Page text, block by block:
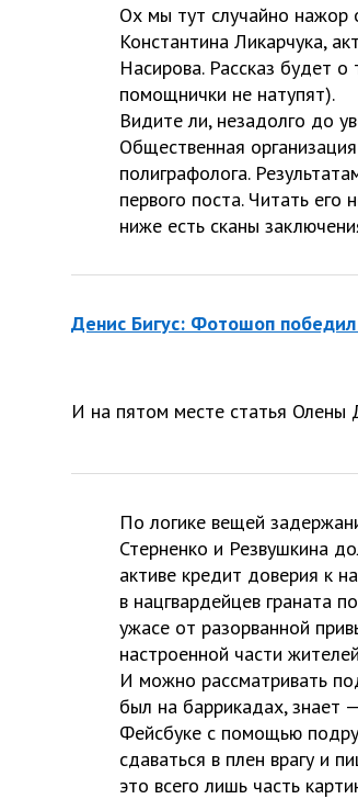
Ох мы тут случайно нажор
Константина Ликарчука,
Насирова. Рассказ будет
помощнички не натупят).
Видите ли, незадолго до
Общественная
полиграфолога.
первого поста. Читать
ниже есть сканы
Денис Бигус: Фотошоп
И на пятом месте статья Олены
По логике вещей
Стерненко и Резвушкина
активе кредит доверия к
в нацгвардейцев граната
ужасе от разорванной
настроенной части
И можно рассматривать
был на баррикадах, знает
Фейсбуке с помощью
сдаваться в плен врагу и
это всего лишь часть